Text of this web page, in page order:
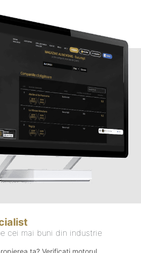
cei mai buni din industrie
ta? Verificați motorul